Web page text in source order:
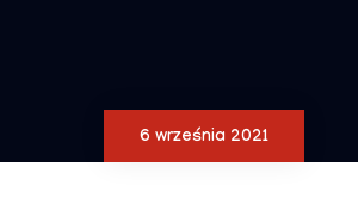
6 września 2021